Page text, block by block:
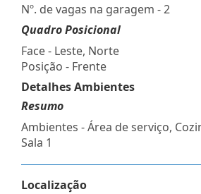
Nº. de vagas na garagem - 2
Quadro Posicional
Face - Leste, Norte
Posição - Frente
Detalhes Ambientes
Resumo
Ambientes - Área de serviço,
Sala 1
Localização